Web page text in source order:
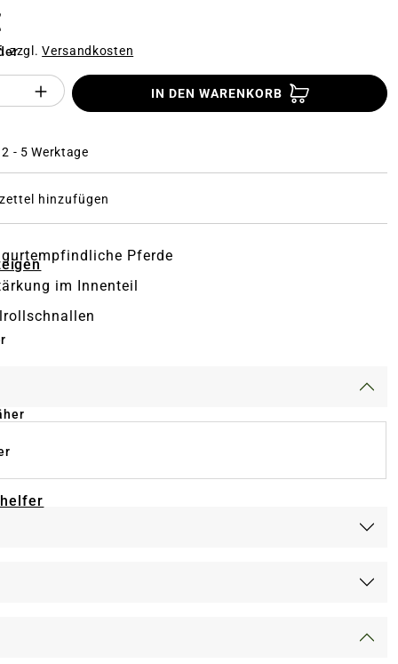
zzgl.Versandkosten
des Produktes "%product%":
IN DEN WARENKORB
- 5 Werktage
hinzufügen
Pferde
im Innenteil